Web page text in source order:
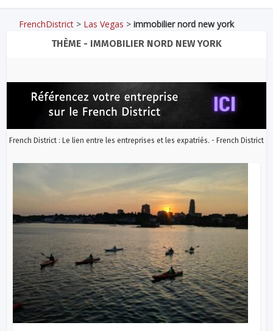
FrenchDistrict > Las Vegas >immobilier nord new york
THÈME - IMMOBILIER NORD NEW YORK
French District : Le lien entre les entreprises et les expatriés. - French District